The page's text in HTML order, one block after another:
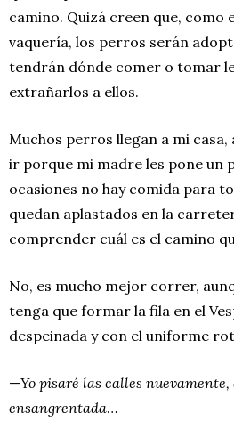
camino. Quizá creen que, como
vaquería, los perros serán
tendrán dónde comer o tomar
extrañarlos a ellos.
Muchos perros llegan a mi casa,
ir porque mi madre les pone un
ocasiones no hay comida para
quedan aplastados en la
comprender cuál es el camino
No, es mucho mejor correr,
tenga que formar la fila en el
despeinada y con el uniforme
—Yo pisaré las calles nuevamente,
ensangrentada…